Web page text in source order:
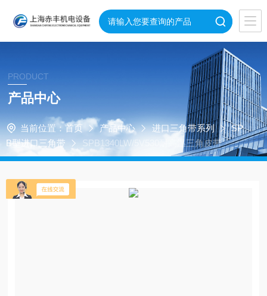
PRODUCT
产品中心
当前位置： 首页 产品中心 进口三角带系列
SP
B型进口三角带
SPB1340LW/5V530耐高温三角皮带